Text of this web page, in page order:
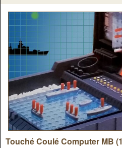
Touché Coulé Computer MB